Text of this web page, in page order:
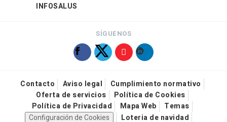
INFOSALUS
SÍGUENOS
Contacto Aviso legal
Cumplimiento normativo
Oferta de servicios
Política de Cookies
Política de Privacidad
Mapa Web
Temas
Configuración de Cookies
Loteria de navidad